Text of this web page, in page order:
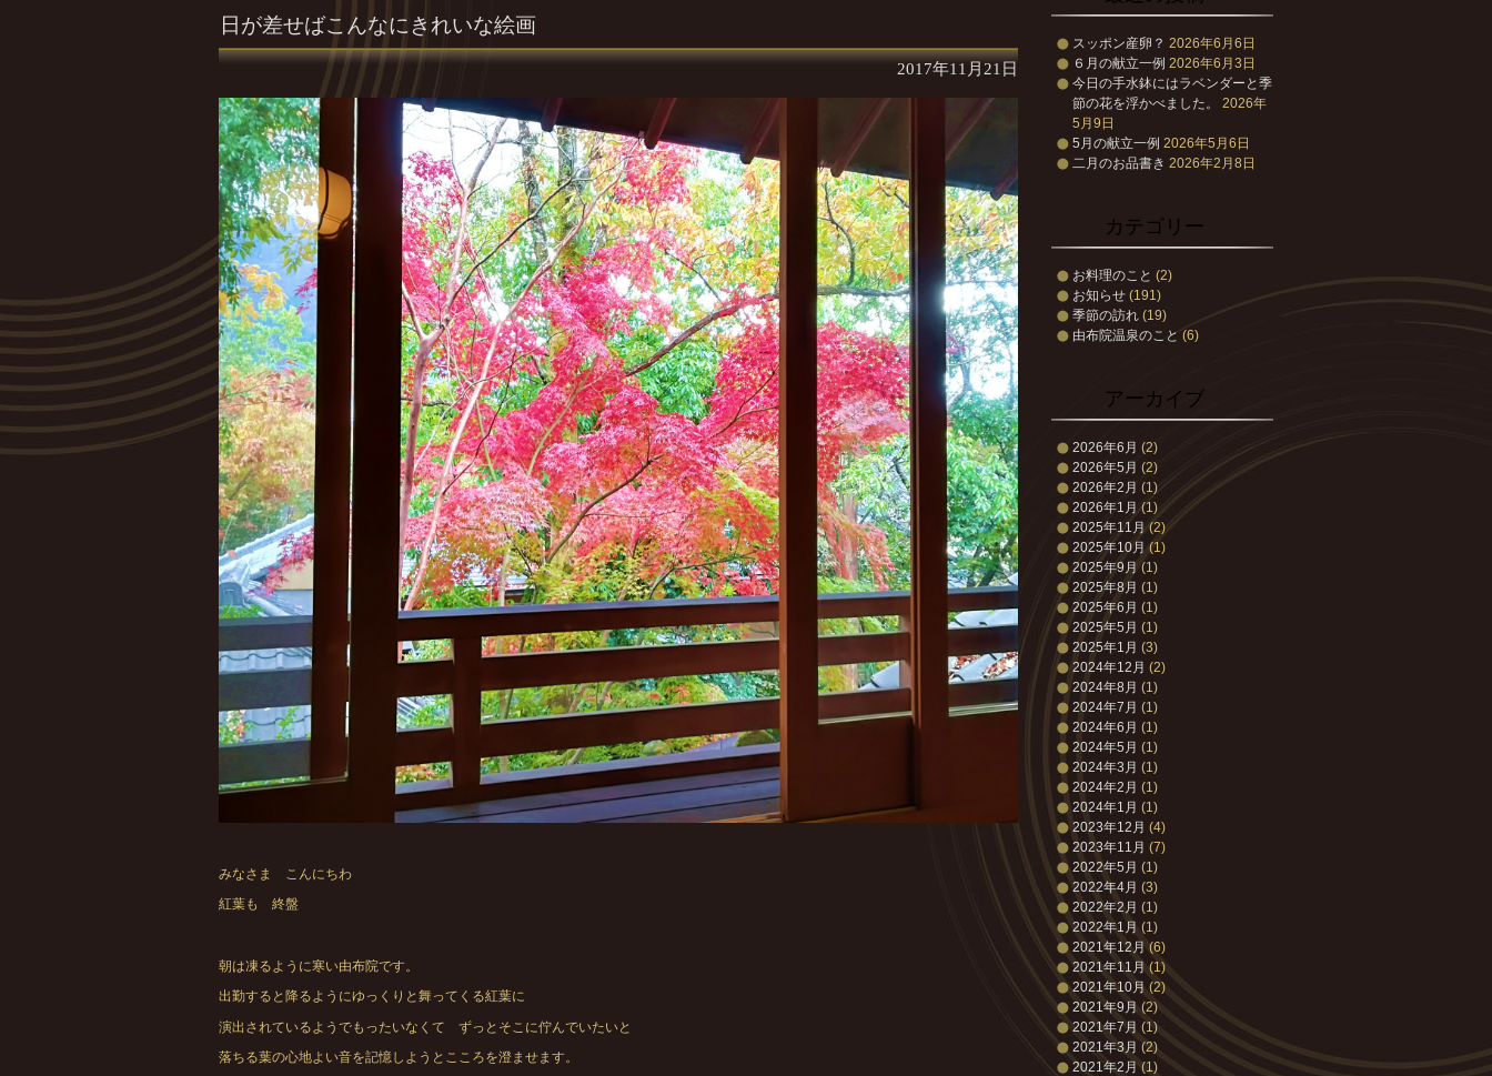
日が差せばこんなにきれいな絵画
2017年11月21日
みなさま こんにちわ
紅葉も 終盤
朝は凍るように寒い由布院です。
出勤すると降るようにゆっくりと舞ってくる紅葉に
演出されているようでもったいなくて ずっとそこに佇んでいたいと
落ちる葉の心地よい音を記憶しようとこころを澄ませます。
スッポン産卵？ 2026年6月6日
６月の献立一例 2026年6月3日
今日の手水鉢にはラベンダーと季
節の花を浮かべました。
2026年
5月9日
5月の献立一例 2026年5月6日
二月のお品書き 2026年2月8日
カテゴリー
お料理のこと (2)
お知らせ (191)
季節の訪れ (19)
由布院温泉のこと (6)
アーカイブ
2026年6月 (2)
2026年5月 (2)
2026年2月 (1)
2026年1月(1)
2025年11月 (2)
2025年10月 (1)
2025年9月 (1)
2025年8月 (1)
2025年6月 (1)
2025年5月 (1)
2025年1月 (3)
2024年12月 (2)
2024年8月 (1)
2024年7月 (1)
2024年6月 (1)
2024年5月 (1)
2024年3月 (1)
2024年2月 (1)
2024年1月 (1)
2023年12月 (4)
2023年11月 (7)
2022年5月 (1)
2022年4月 (3)
2022年2月 (1)
2022年1月 (1)
2021年12月 (6)
2021年11月 (1)
2021年10月 (2)
2021年9月 (2)
2021年7月 (1)
2021年3月 (2)
2021年2月 (1)